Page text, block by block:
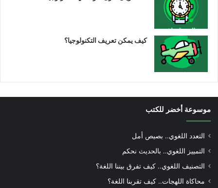
كيف يمكن تعريف التكنولوجيا؟
موسوعة أخضر للكتب
التعدد اللغوي.. بصيص أمل
التمييز اللغوي.. بالحديث نحكم
التصنيف اللغوي.. كيف تفرق بيننا اللغة؟
محاكاة اللهجات.. كيف تقربنا اللغة؟